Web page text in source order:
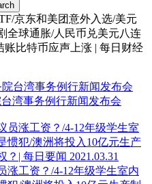
京东和美团意外入选/美元
全球通胀/人民币兑美元八连
账比特币应声上涨 | 每日财经
台湾事务例行新闻发布会
涨工资？/4-12年级学生室内